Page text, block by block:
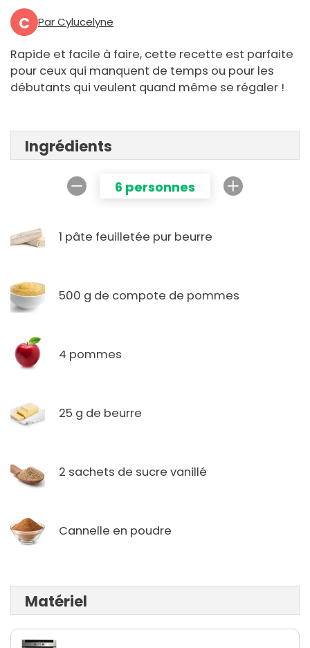
C Par Cylucelyne
Rapide et facile à faire, cette recette est parfaite
pour ceux qui manquent de temps ou pour les
débutants qui veulent quand même se régaler !
Ingrédients
6 personnes
1 pâte feuilletée pur beurre
500 g de compote de pommes
4 pommes
25 g de beurre
2 sachets de sucre vanillé
Cannelle en poudre
Matériel